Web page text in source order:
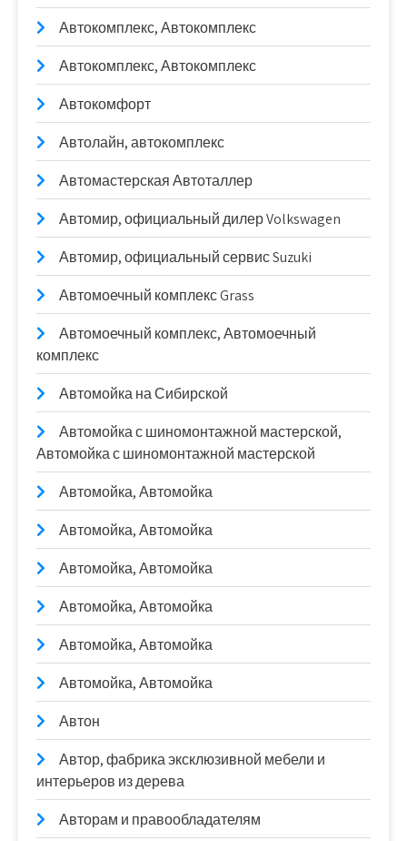
Автокомплекс, Автокомплекс
Автокомплекс, Автокомплекс
Автокомфорт
Автолайн, автокомплекс
Автомастерская Автоталлер
Автомир, официальный дилер Volkswagen
Автомир, официальный сервис Suzuki
Автомоечный комплекс Grass
Автомоечный комплекс, Автомоечный
комплекс
Автомойка на Сибирской
Автомойка с шиномонтажной мастерской,
Автомойка с шиномонтажной мастерской
Автомойка, Автомойка
Автомойка, Автомойка
Автомойка, Автомойка
Автомойка, Автомойка
Автомойка, Автомойка
Автомойка, Автомойка
Автон
Автор, фабрика эксклюзивной мебели и
интерьеров из дерева
Авторам и правообладателям